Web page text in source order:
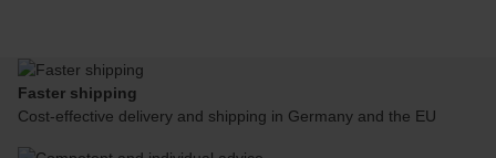
Faster shipping
Cost-effective delivery and shipping in Germany and the EU